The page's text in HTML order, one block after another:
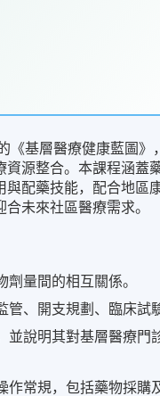
《基層醫療健康藍圖
源整合。本課程涵蓋
配藥技能，配合地區
未來社區醫療需求。
量間的相互關係。
、開支規劃、臨床試
並說明其對基層醫療
作常規，包括藥物採